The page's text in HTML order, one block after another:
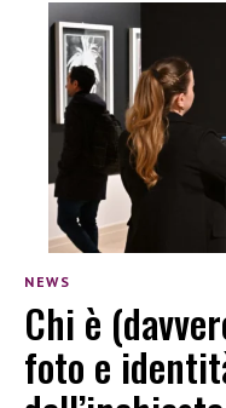
NEWS
Chi è
foto e